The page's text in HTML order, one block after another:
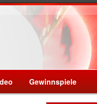
Gewinnspiele